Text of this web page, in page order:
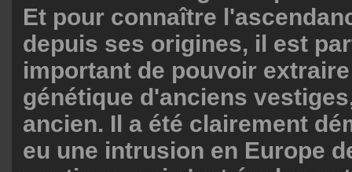
Et pour connaître
depuis ses origines, il est
important de pouvoir
génétique d'anciens
ancien. Il a été clairement
eu une intrusion en Europe